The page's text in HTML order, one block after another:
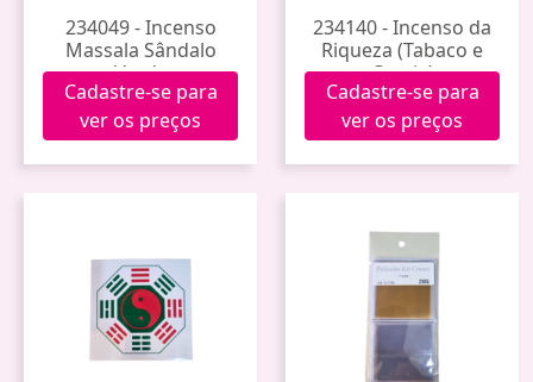
234049 - Incenso
Massala Sândalo
Verde
Cadastre-se para
ver os preços
234140 - Incenso da
Riqueza (Tabaco e
Cereja)
Cadastre-se para
ver os preços